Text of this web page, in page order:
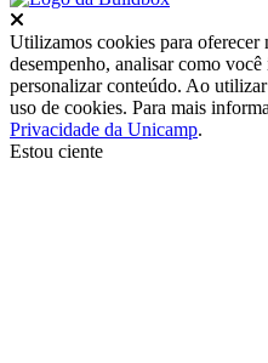
Utilizamos cookies para
desempenho, analisar como você
personalizar conteúdo. Ao
uso de cookies. Para mais
Privacidade da Unicamp.
Estou ciente